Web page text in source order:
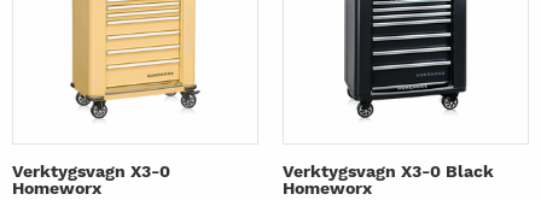
Verktygsvagn X3-0
Homeworx
Verktygsvagn X3-0 Black
Homeworx